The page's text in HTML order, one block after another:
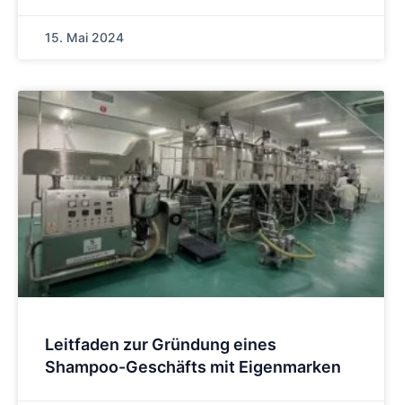
15. Mai 2024
Leitfaden zur Gründung eines
Shampoo-Geschäfts mit Eigenmarken